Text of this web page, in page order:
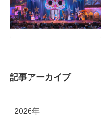
記事アーカイブ
2026年